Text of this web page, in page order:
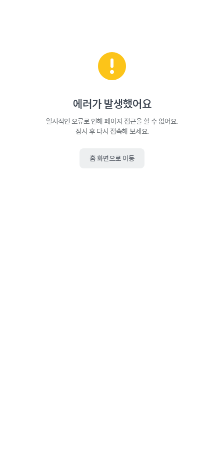
에러가 발생했어요
일시적인 오류로 인해 페이지 접근을 할 수 없어요.
잠시 후 다시 접속해 보세요.
홈 화면으로 이동